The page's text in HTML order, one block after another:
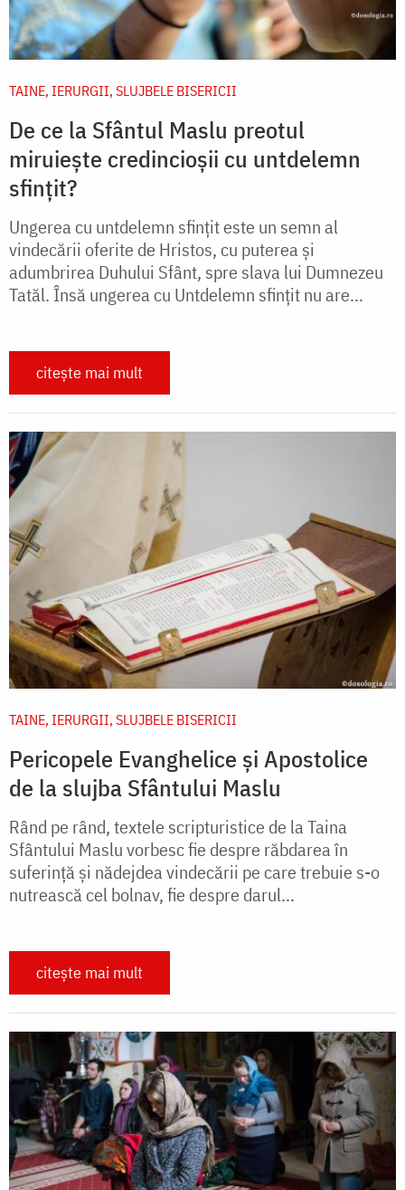
TAINE, IERURGII, SLUJBELE BISERICII
De ce la Sfântul Maslu preotul
miruiește credincioșii cu untdelemn
sfințit?
Ungerea cu untdelemn sfințit este un semn al
vindecării oferite de Hristos, cu puterea și
adumbrirea Duhului Sfânt, spre slava lui Dumnezeu
Tatăl. Însă ungerea cu Untdelemn sfințit nu are...
citește mai mult
TAINE, IERURGII, SLUJBELE BISERICII
Pericopele Evanghelice și Apostolice
de la slujba Sfântului Maslu
Rând pe rând, textele scripturistice de la Taina
Sfântului Maslu vorbesc fie despre răbdarea în
suferinţă şi nădejdea vindecării pe care trebuie s-o
nutrească cel bolnav, fie despre darul...
citește mai mult